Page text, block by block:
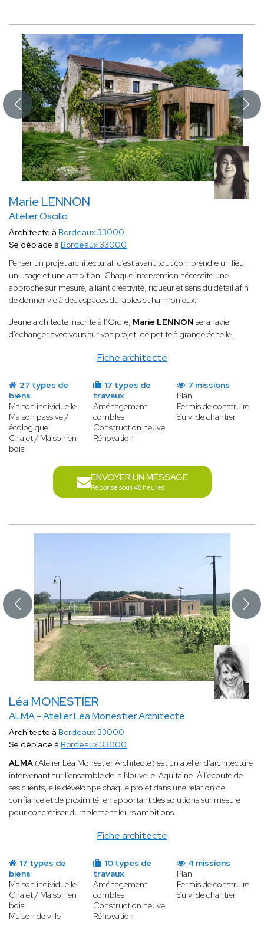
Marie LENNON
Atelier Oscillo
Fiche architecte
Architecte à Bordeaux 33000
Se déplace à Bordeaux 33000
Penser un projet architectural, c’est avant tout comprendre un lieu,
un usage et une ambition. Chaque intervention nécessite une
approche sur mesure, alliant créativité, rigueur et sens du détail afin
de donner vie à des espaces durables et harmonieux.
Jeune architecte inscrite à l’Ordre, Marie LENNON sera ravie
d'échanger avec vous sur vos projet, de petite à grande échelle.
27 types de
biens
Maison individuelle
Maison passive /
écologique
Chalet / Maison en
bois
17 types de
travaux
Aménagement
combles
Construction neuve
Rénovation
7 missions
Plan
Permis de construire
Suivi de chantier
ENVOYER UN MESSAGE
Réponse sous 48 heures
Léa MONESTIER
ALMA - Atelier Léa Monestier Architecte
Fiche architecte
Architecte à Bordeaux 33000
Se déplace à Bordeaux 33000
ALMA (Atelier Léa Monestier Architecte) est un atelier d’architecture
intervenant sur l’ensemble de la Nouvelle-Aquitaine. À l’écoute de
ses clients, elle développe chaque projet dans une relation de
confiance et de proximité, en apportant des solutions sur mesure
pour concrétiser durablement leurs ambitions.
17 types de
biens
Maison individuelle
Chalet / Maison en
bois
Maison de ville
10 types de
travaux
Aménagement
combles
Construction neuve
Rénovation
4 missions
Plan
Permis de construire
Suivi de chantier